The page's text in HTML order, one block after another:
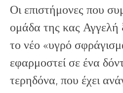
Οι επιστήμονες που
ομάδα της κας Αγγελή
το νέο «υγρό
εφαρμοστεί σε ένα
τερηδόνα, που έχει